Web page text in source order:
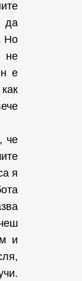
да
Но
не
е
че
я
и